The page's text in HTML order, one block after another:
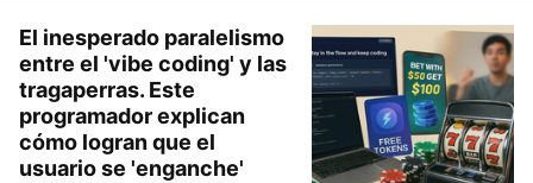
El inesperado paralelismo
entre el 'vibe coding' y las
tragaperras. Este
programador explican
cómo logran que el
usuario se 'enganche'